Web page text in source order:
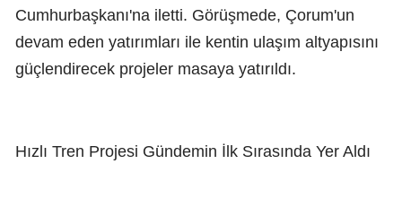
Cumhurbaşkanı'na iletti. Görüşmede, Çorum'un
devam eden yatırımları ile kentin ulaşım altyapısını
güçlendirecek projeler masaya yatırıldı.
Hızlı Tren Projesi Gündemin İlk Sırasında Yer Aldı